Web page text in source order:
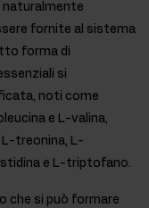
fornite al sistema
forma di
si
noti come
e L-valina,
treonina, L-
e L-triptofano.
che si può formare